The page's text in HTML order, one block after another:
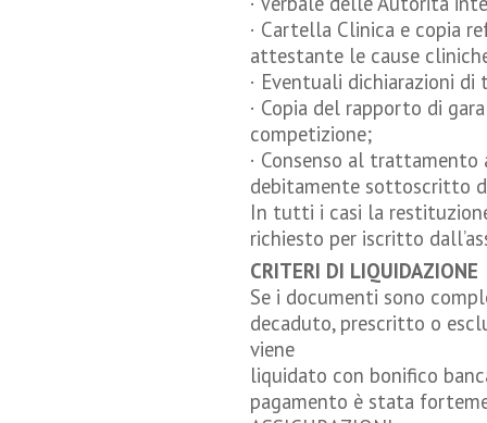
· Cartella Clinica e copia
attestante le cause
· Eventuali dichiarazioni
· Copia del rapporto di
competizione;
· Consenso al
debitamente sottoscritto
In tutti i casi la
richiesto per iscritto
CRITERI DI LIQUIDAZIONE
Se i documenti sono
decaduto, prescritto o
viene
liquidato con bonifico
pagamento è stata